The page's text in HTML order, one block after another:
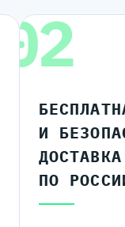
02
И
ДОСТАВКА
ПО